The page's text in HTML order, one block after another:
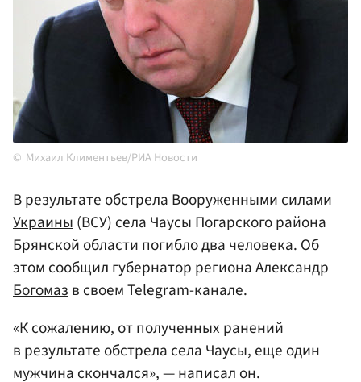
Михаил Климентьев/РИА Новости
В результате обстрела Вооруженными силами
Украины(ВСУ) села Чаусы Погарского района
Брянской областипогибло два человека. Об
этом сообщил губернатор региона Александр
Богомазв своем Telegram-канале.
«К сожалению, от полученных ранений
в результате обстрела села Чаусы, еще один
мужчина скончался», — написал он.